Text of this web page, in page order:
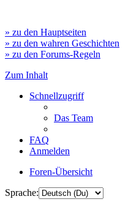
» zu den Hauptseiten
» zu den wahren Geschichten
» zu den Forums-Regeln
Zum Inhalt
Schnellzugriff
Das Team
FAQ
Anmelden
Foren-Übersicht
Sprache: